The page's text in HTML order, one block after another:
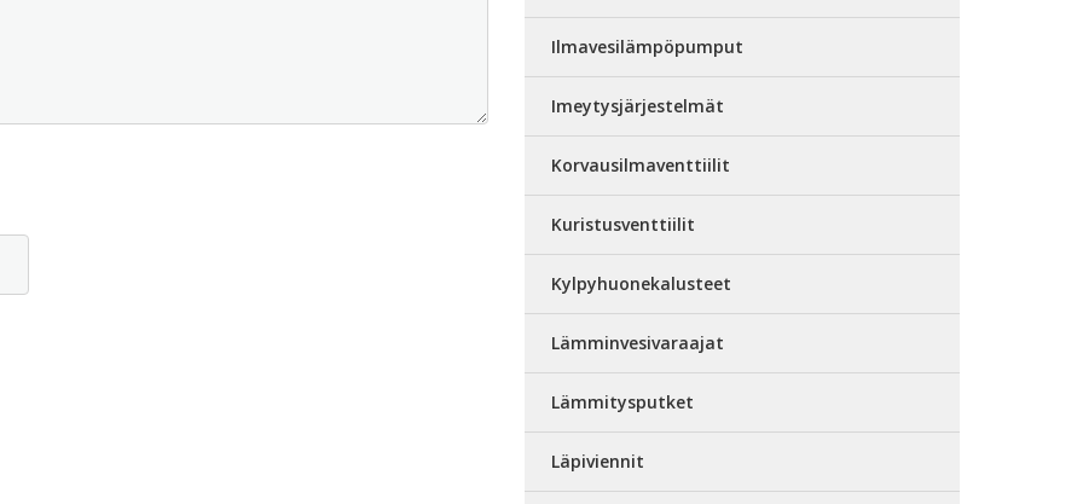
Ilmavesilämpöpumput
Imeytysjärjestelmät
Korvausilmaventtiilit
Kuristusventtiilit
Kylpyhuonekalusteet
Lämminvesivaraajat
Lämmitysputket
Läpiviennit